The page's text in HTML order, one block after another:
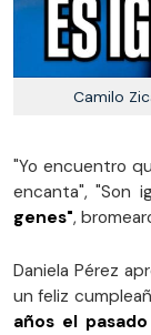
Camilo
"Yo encuentro
encanta", "Son
genes",
Daniela Pérez
un feliz
años el